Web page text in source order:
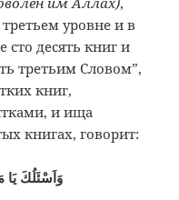
уровне и в
сто десять книг и
третьим Словом”,
книг,
и ища
книгах, говорит:
‌وَاَسْئَلُكَ